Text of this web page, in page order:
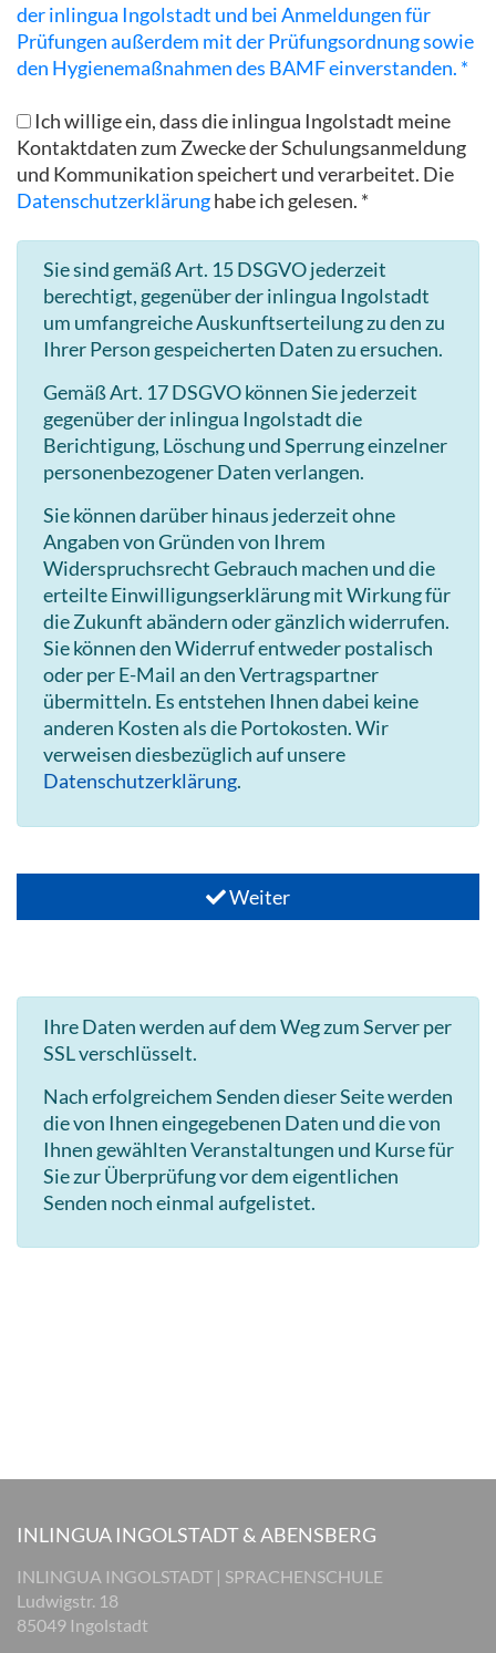
der inlingua Ingolstadt und bei Anmeldungen für
Prüfungen außerdem mit der Prüfungsordnung sowie
den Hygienemaßnahmen des BAMF einverstanden. *
Ich willige ein, dass die inlingua Ingolstadt meine
Kontaktdaten zum Zwecke der Schulungsanmeldung
und Kommunikation speichert und verarbeitet. Die
Datenschutzerklärunghabe ich gelesen. *
Sie sind gemäß Art. 15 DSGVO jederzeit
berechtigt, gegenüber der inlingua Ingolstadt
um umfangreiche Auskunftserteilung zu den zu
Ihrer Person gespeicherten Daten zu ersuchen.
Gemäß Art. 17 DSGVO können Sie jederzeit
gegenüber der inlingua Ingolstadt die
Berichtigung, Löschung und Sperrung einzelner
personenbezogener Daten verlangen.
Sie können darüber hinaus jederzeit ohne
Angaben von Gründen von Ihrem
Widerspruchsrecht Gebrauch machen und die
erteilte Einwilligungserklärung mit Wirkung für
die Zukunft abändern oder gänzlich widerrufen.
Sie können den Widerruf entweder postalisch
oder per E-Mail an den Vertragspartner
übermitteln. Es entstehen Ihnen dabei keine
anderen Kosten als die Portokosten. Wir
verweisen diesbezüglich auf unsere
Datenschutzerklärung.
Weiter
Ihre Daten werden auf dem Weg zum Server per
SSL verschlüsselt.
Nach erfolgreichem Senden dieser Seite werden
die von Ihnen eingegebenen Daten und die von
Ihnen gewählten Veranstaltungen und Kurse für
Sie zur Überprüfung vor dem eigentlichen
Senden noch einmal aufgelistet.
INLINGUA INGOLSTADT & ABENSBERG
INLINGUA INGOLSTADT | SPRACHENSCHULE
Ludwigstr. 18
85049 Ingolstadt